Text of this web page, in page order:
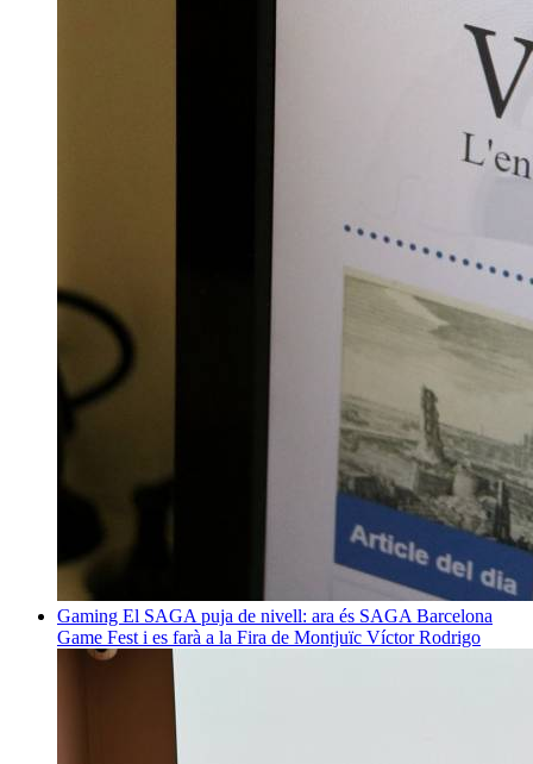
Gaming El SAGA puja de nivell: ara és SAGA Barcelona
Game Fest i es farà a la Fira de Montjuïc Víctor Rodrigo